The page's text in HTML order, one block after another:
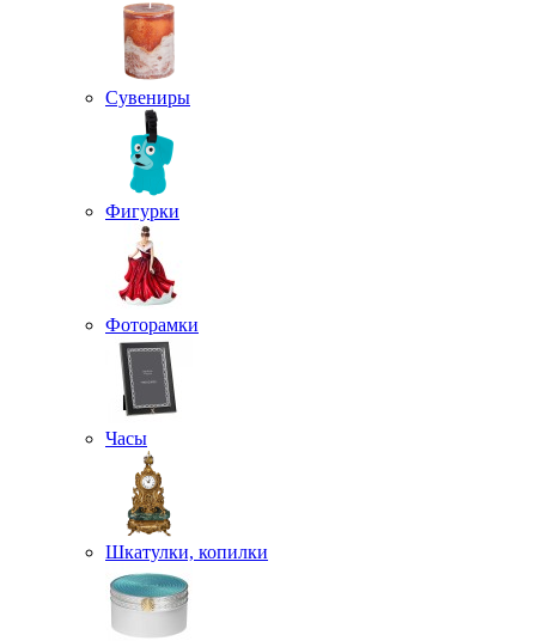
Сувениры
Фигурки
Фоторамки
Часы
Шкатулки, копилки